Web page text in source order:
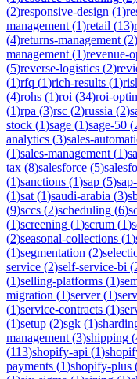
(2)responsive-design (1)
management (1)retail (13)
(4)returns-management (2)
management (1)revenue-
(5)reverse-logistics (2)
(1)rfq (1)rich-results (1)
(4)rohs (1)roi (34)roi-
(1)rpa (3)rsc (2)russia (2)
stock (1)sage (1)sage-50 (
analytics (3)sales-
(1)sales-management (1)
tax (8)salesforce (5)
(1)sanctions (1)sap (5)
(1)sat (1)saudi-arabia (3)
(9)sccs (2)scheduling (6)
(1)screening (1)scrum (1)
(2)seasonal-collections (1)
(1)segmentation (2)
service (2)self-service-bi (
(1)selling-platforms (1)
migration (1)server(1)
(1)service-contracts (1)
(1)setup (2)sgk (1)
management (3)shipping (
(113)shopify-api (1)
payments (1)shopify-plus